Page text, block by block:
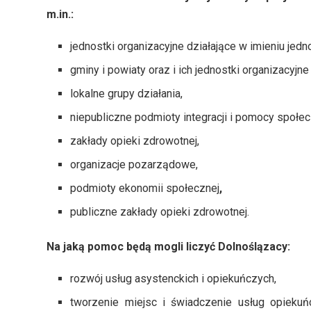
m.in.:
jednostki organizacyjne działające w imieniu
gminy i powiaty oraz i ich jednostki organizacyjne
lokalne grupy działania,
niepubliczne podmioty integracji i pomocy
zakłady opieki zdrowotnej,
organizacje pozarządowe,
podmioty ekonomii społecznej,
publiczne zakłady opieki zdrowotnej.
Na jaką pomoc będą mogli liczyć Dolnoślązacy:
rozwój usług asystenckich i opiekuńczych,
tworzenie miejsc i świadczenie usług